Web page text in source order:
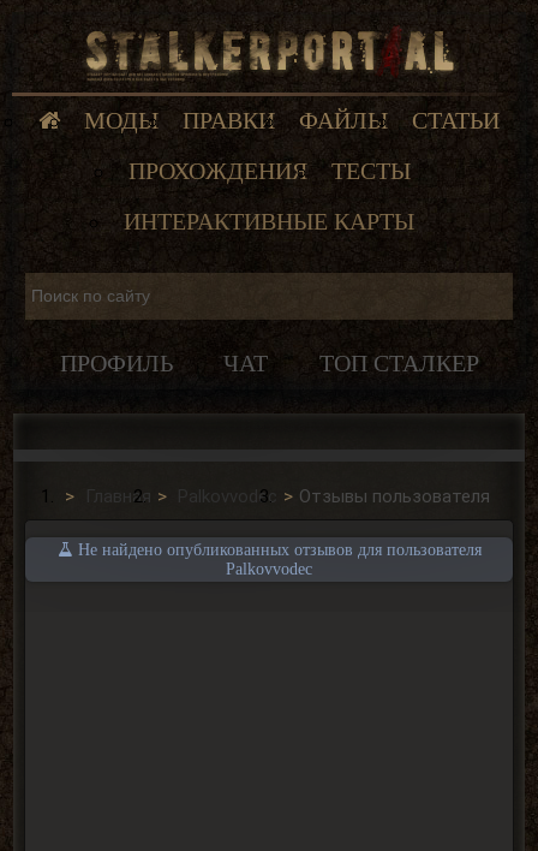
МОДЫ ПРАВКИ ФАЙЛЫ
СТАТЬИ
ПРОХОЖДЕНИЯ
ТЕСТЫ
ИНТЕРАКТИВНЫЕ КАРТЫ
ПРОФИЛЬ ЧАТ ТОП СТАЛКЕР
Главная Palkovvodec Отзывы пользователя
Не найдено опубликованных отзывов для пользователя
Palkovvodec